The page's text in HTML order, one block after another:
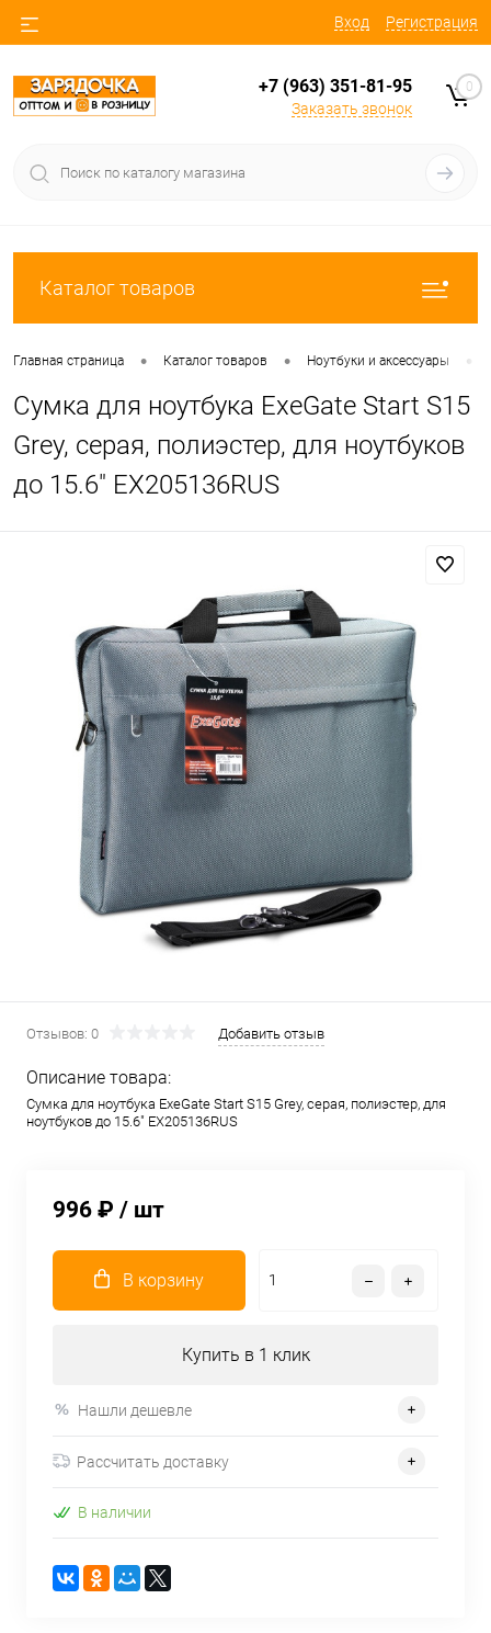
Вход Регистрация
+7 (963) 351-81-95
Заказать звонок
0
Каталог товаров
Главная страница • Каталог товаров • Ноутбуки и аксессуары •
Сумка для ноутбука ExeGate Start S15
Grey, серая, полиэстер, для ноутбуков
до 15.6" EX205136RUS
Отзывов: 0 Добавить отзыв
Описание товара:
Сумка для ноутбука ExeGate Start S15 Grey, серая, полиэстер, для
ноутбуков до 15.6" EX205136RUS
996 ₽ / шт
В корзину
Купить в 1 клик
Нашли дешевле
Рассчитать доставку
В наличии